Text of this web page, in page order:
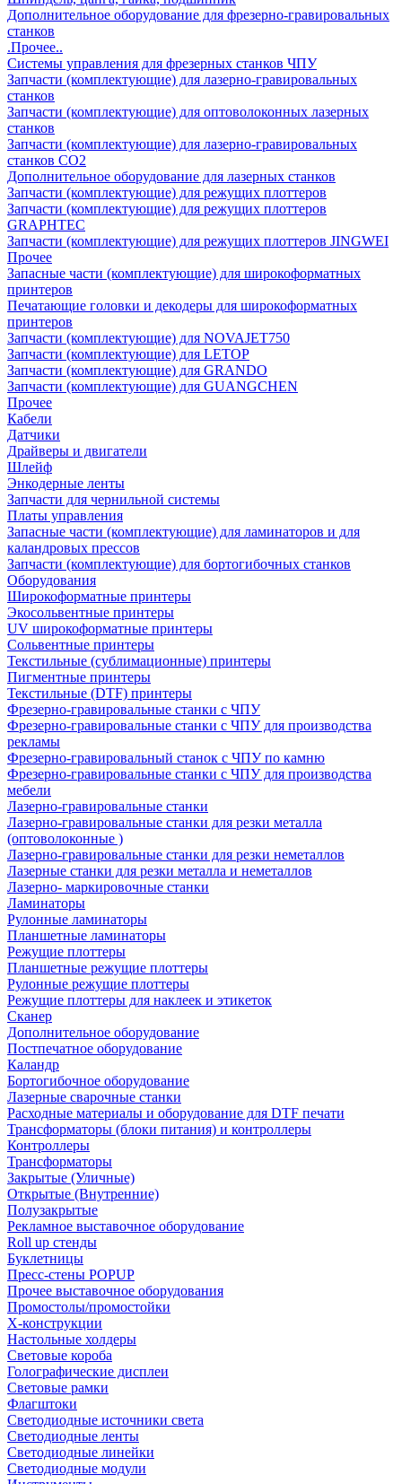
Дополнительное оборудование для фрезерно-гравировальных
станков
.Прочее..
Системы управления для фрезерных станков ЧПУ
Запчасти (комплектующие) для лазерно-гравировальных
станков
Запчасти (комплектующие) для оптоволоконных лазерных
станков
Запчасти (комплектующие) для лазерно-гравировальных
станков CO2
Дополнительное оборудование для лазерных станков
Запчасти (комплектующие) для режущих плоттеров
Запчасти (комплектующие) для режущих плоттеров
GRAPHTEC
Запчасти (комплектующие) для режущих плоттеров JINGWEI
Прочее
Запасные части (комплектующие) для широкоформатных
принтеров
Печатающие головки и декодеры для широкоформатных
принтеров
Запчасти (комплектующие) для NOVAJET750
Запчасти (комплектующие) для LETOP
Запчасти (комплектующие) для GRANDO
Запчасти (комплектующие) для GUANGCHEN
Прочее
Кабели
Датчики
Драйверы и двигатели
Шлейф
Энкодерные ленты
Запчасти для чернильной системы
Платы управления
Запасные части (комплектующие) для ламинаторов и для
каландровых прессов
Запчасти (комплектующие) для бортогибочных станков
Оборудования
Широкоформатные принтеры
Экосольвентные принтеры
UV широкоформатные принтеры
Сольвентные принтеры
Текстильные (сублимационные) принтеры
Пигментные принтеры
Текстильные (DTF) принтеры
Фрезерно-гравировальные станки с ЧПУ
Фрезерно-гравировальные станки с ЧПУ для производства
рекламы
Фрезерно-гравировальный станок с ЧПУ по камню
Фрезерно-гравировальные станки с ЧПУ для производства
мебели
Лазерно-гравировальные станки
Лазерно-гравировальные станки для резки металла
(оптоволоконные )
Лазерно-гравировальные станки для резки неметаллов
Лазерные станки для резки металла и неметаллов
Лазерно- маркировочные станки
Ламинаторы
Рулонные ламинаторы
Планшетные ламинаторы
Режущие плоттеры
Планшетные режущие плоттеры
Рулонные режущие плоттеры
Режущие плоттеры для наклеек и этикеток
Сканер
Дополнительное оборудование
Постпечатное оборудование
Каландр
Бортогибочное оборудование
Лазерные сварочные станки
Расходные материалы и оборудование для DTF печати
Трансформаторы (блоки питания) и контроллеры
Контроллеры
Трансформаторы
Закрытые (Уличные)
Открытые (Внутренние)
Полузакрытые
Рекламное выставочное оборудование
Roll up стенды
Буклетницы
Пресс-стены POPUP
Прочее выставочное оборудования
Промостолы/промостойки
Х-конструкции
Настольные холдеры
Световые короба
Голографические дисплеи
Световые рамки
Флагштоки
Светодиодные источники света
Светодиодные ленты
Светодиодные линейки
Светодиодные модули